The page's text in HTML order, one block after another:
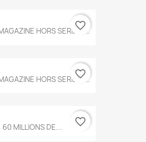
HORS SERIE N...
favorite_border
HORS SERIE N...
favorite_border
60 MILLIONS DE... favorite_border